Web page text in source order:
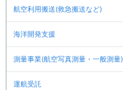
航空利用搬送(救急搬送など)
海洋開発支援
測量事業(航空写真測量・一般測量)
運航受託